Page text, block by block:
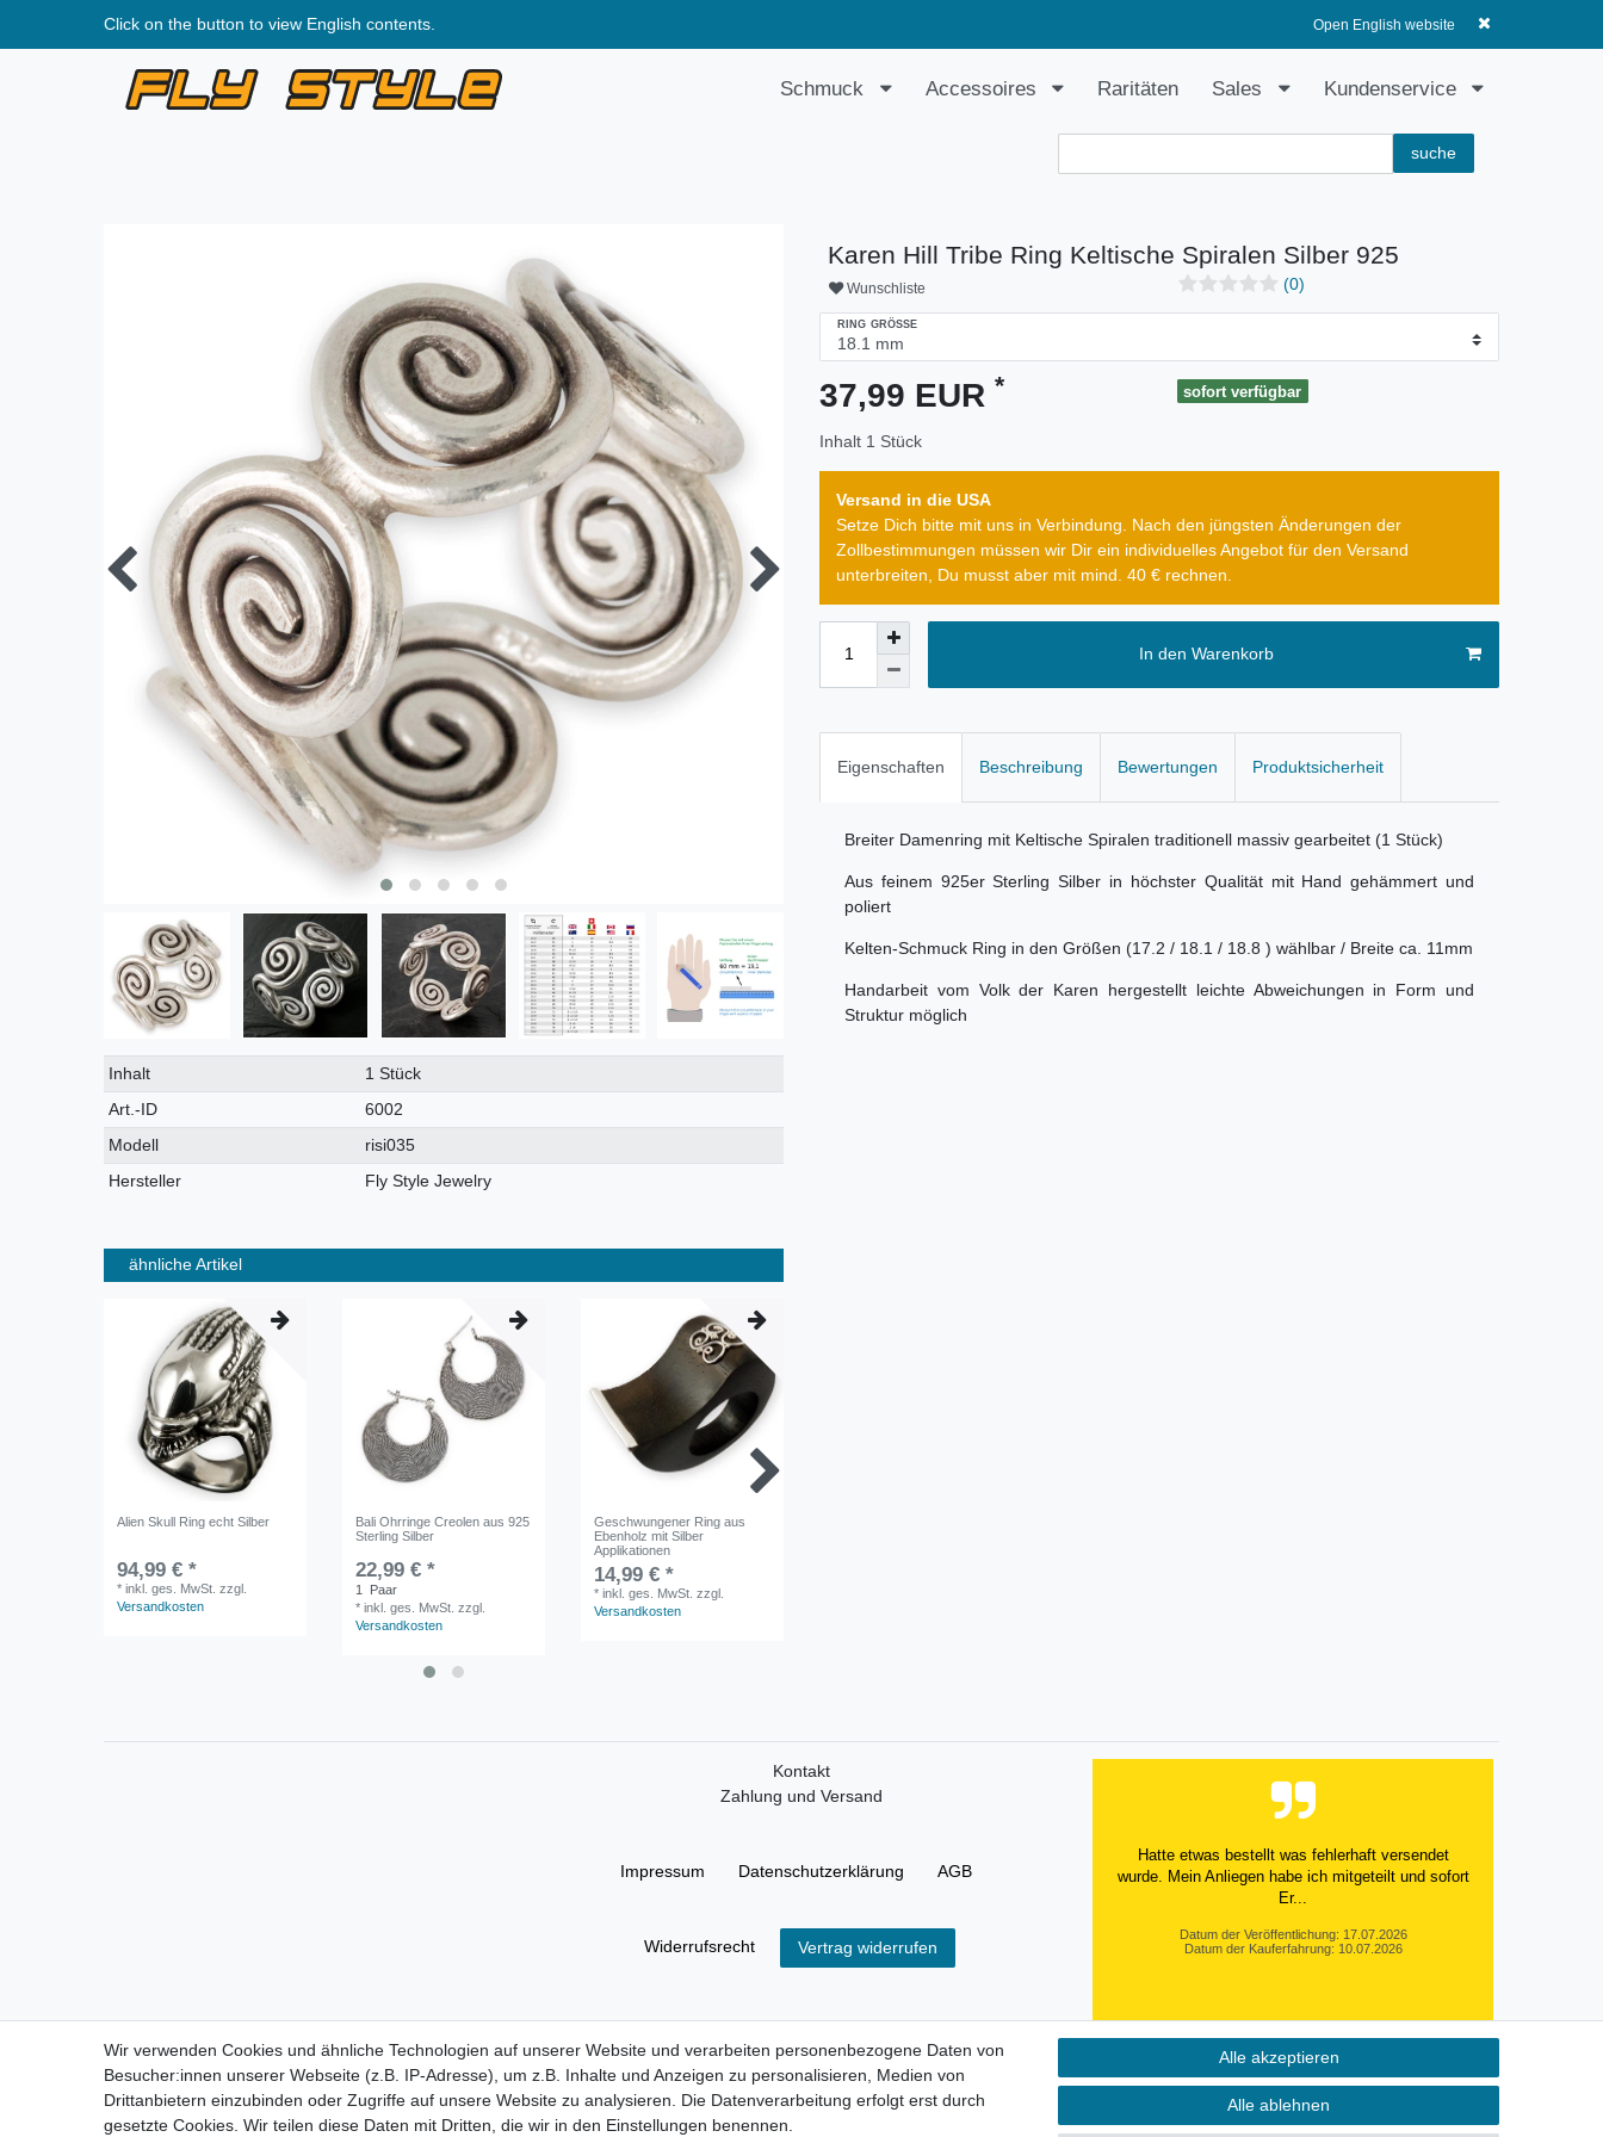
0,00 EUR
Click on the button to view English contents. Open English website
Schmuck Accessoires Raritäten Sales Kundenservice
suche
Technisches
Merkmal
Wert
Inhalt
1 Stück
Art.-ID
6002
Modell
risi035
Hersteller
Fly Style Jewelry
ähnliche Artikel
Alien Skull Ring echt Silber
94,99 € *
*inkl. ges. MwSt. zzgl.
Versandkosten
Bali Ohrringe Creolen aus 925
Sterling Silber
22,99 € *
1
Paar
*inkl. ges. MwSt. zzgl.
Versandkosten
Geschwungener Ring aus
Ebenholz mit Silber
Applikationen
14,99 € *
*inkl. ges. MwSt. zzgl.
Versandkosten
Karen Hill Tribe Ring Keltische Spiralen Silber 925
Wunschliste (0)
RING GRÖSSE
37,99 EUR *
Inhalt 1 Stück
sofort verfügbar
Versand in die USA
Setze Dich bitte mit uns in Verbindung. Nach den jüngsten Änderungen der
Zollbestimmungen müssen wir Dir ein individuelles Angebot für den Versand
unterbreiten, Du musst aber mit mind. 40 € rechnen.
In den Warenkorb
Eigenschaften Beschreibung Bewertungen Produktsicherheit
Breiter Damenring mit Keltische Spiralen traditionell massiv gearbeitet (1 Stück)
Aus feinem 925er Sterling Silber in höchster Qualität mit Hand gehämmert und
poliert
Kelten-Schmuck Ring in den Größen (17.2 / 18.1 / 18.8 ) wählbar / Breite ca. 11mm
Handarbeit vom Volk der Karen hergestellt leichte Abweichungen in Form und
Struktur möglich
Kontakt
Zahlung und Versand
Impressum Daten­schutz­erklärung AGB
Widerrufs­recht Vertrag widerrufen
Hatte etwas bestellt was fehlerhaft versendet
wurde. Mein Anliegen habe ich mitgeteilt und sofort
Er...
Datum der Veröffentlichung: 17.07.2026
Datum der Kauferfahrung: 10.07.2026
495 Bewertungen
Wir verwenden Cookies und ähnliche Technologien auf unserer Website und verarbeiten personenbezogene Daten von
Besucher:innen unserer Webseite (z.B. IP-Adresse), um z.B. Inhalte und Anzeigen zu personalisieren, Medien von
Drittanbietern einzubinden oder Zugriffe auf unsere Website zu analysieren. Die Datenverarbeitung erfolgt erst durch
gesetzte Cookies. Wir teilen diese Daten mit Dritten, die wir in den Einstellungen benennen.
Alle akzeptieren
Alle ablehnen